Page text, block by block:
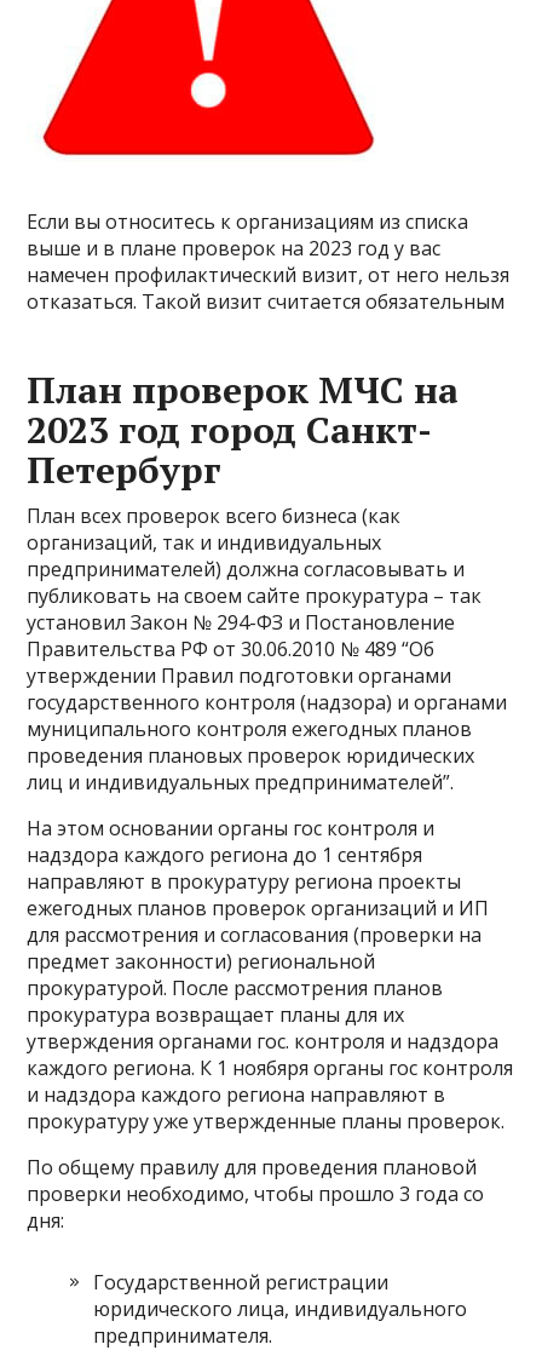
Если вы относитесь к организациям из списка
выше и в плане проверок на 2023 год у вас
намечен профилактический визит, от него нельзя
отказаться. Такой визит считается обязательным
План проверок МЧС на
2023 год город Санкт-
Петербург
План всех проверок всего бизнеса (как
организаций, так и индивидуальных
предпринимателей) должна согласовывать и
публиковать на своем сайте прокуратура – так
установил Закон № 294-ФЗ и Постановление
Правительства РФ от 30.06.2010 № 489 “Об
утверждении Правил подготовки органами
государственного контроля (надзора) и органами
муниципального контроля ежегодных планов
проведения плановых проверок юридических
лиц и индивидуальных предпринимателей”.
На этом основании органы гос контроля и
надздора каждого региона до 1 сентября
направляют в прокуратуру региона проекты
ежегодных планов проверок организаций и ИП
для рассмотрения и согласования (проверки на
предмет законности) региональной
прокуратурой. После рассмотрения планов
прокуратура возвращает планы для их
утверждения органами гос. контроля и надздора
каждого региона. К 1 ноябяря органы гос контроля
и надздора каждого региона направляют в
прокуратуру уже утвержденные планы проверок.
По общему правилу для проведения плановой
проверки необходимо, чтобы прошло 3 года со
дня:
Государственной регистрации
юридического лица, индивидуального
предпринимателя.